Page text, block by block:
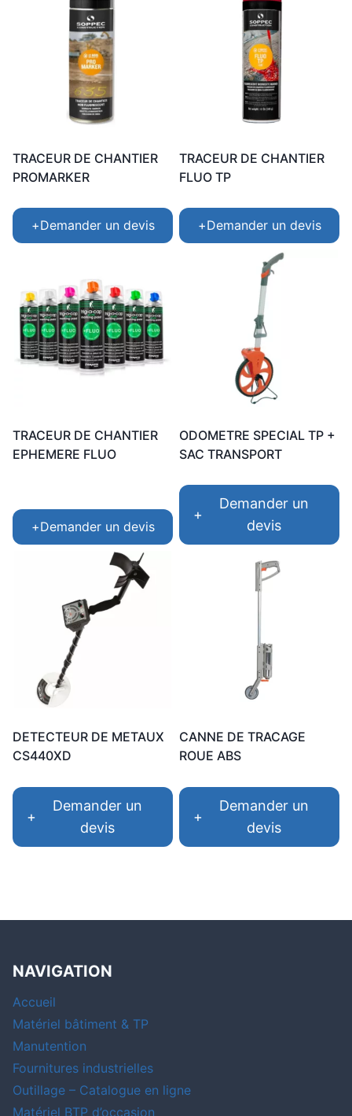
TRACEUR DE CHANTIER
PROMARKER
+Demander un devis
TRACEUR DE CHANTIER
FLUO TP
+Demander un devis
TRACEUR DE CHANTIER
EPHEMERE FLUO
+Demander un devis
ODOMETRE SPECIAL TP +
SAC TRANSPORT
+
Demander un
devis
DETECTEUR DE METAUX
CS440XD
+
Demander un
devis
CANNE DE TRACAGE
ROUE ABS
+
Demander un
devis
NAVIGATION
Accueil
Matériel bâtiment & TP
Manutention
Fournitures industrielles
Outillage – Catalogue en ligne
Matériel BTP d’occasion